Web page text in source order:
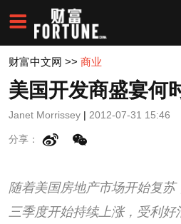
财富中文网 >> 商业
美国开发商盛宴何
Janet Morrissey | 2012-07-31 15:46
分享：
随着美国房地产市场开始复苏
三季度开始持续上涨，受利好